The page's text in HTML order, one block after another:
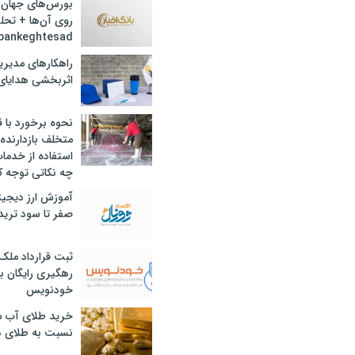
بورس‌های
روی آن‌ها +
راهکارهای
اثربخشی
نحوه برخورد با
متخلف
استفاده از
چه نکاتی توجه
آموزش ارز
صفر تا سود
ثبت قرارداد
رهگیری رایگان
خودنویس
خرید طلای آب
نسبت به طلای